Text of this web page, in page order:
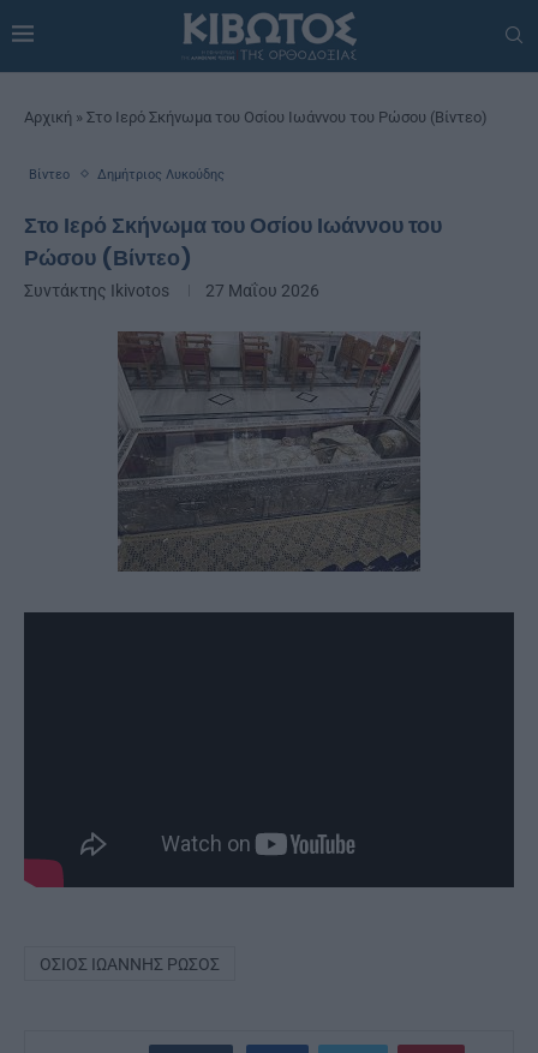
Αρχική » Στο Ιερό Σκήνωμα του Οσίου Ιωάννου του Ρώσου (Βίντεο)
Βίντεο Δημήτριος Λυκούδης
Στο Ιερό Σκήνωμα του Οσίου Ιωάννου του
Ρώσου (Βίντεο)
Συντάκτης Ikivotos 27 Μαΐου 2026
ΌΣΙΟΣ ΙΩΆΝΝΗΣ ΡΏΣΟΣ